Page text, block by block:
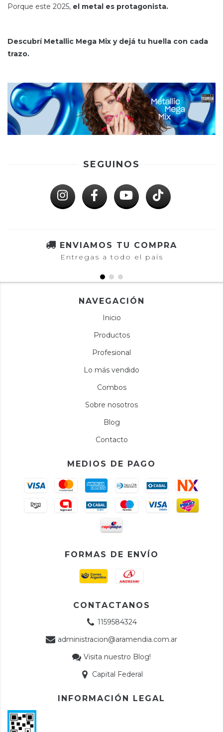
Porque este 2025, el metal es protagonista.
Descubrí Metallic Mega Mix y dejá tu huella con cada
trazo.
SEGUINOS
ENVIAMOS TU COMPRA
Entregas a todo el país
NAVEGACIÓN
Inicio
Productos
Profesional
Lo más vendido
Combos
Sobre nosotros
Blog
Contacto
MEDIOS DE PAGO
FORMAS DE ENVÍO
CONTACTANOS
1159584324
administracion@aramendia.com.ar
Visita nuestro Blog!
Capital Federal
INFORMACIÓN LEGAL